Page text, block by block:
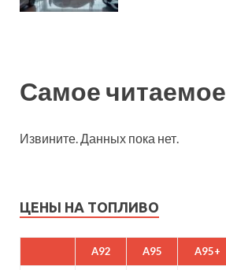
Самое читаемое
Извините. Данных пока нет.
ЦЕНЫ НА ТОПЛИВО
A92 A95 A95+